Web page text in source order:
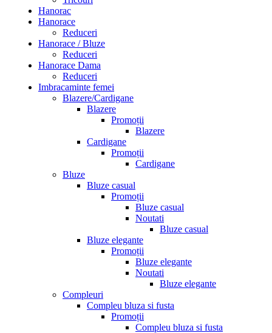
Hanorac
Hanorace
Reduceri
Hanorace / Bluze
Reduceri
Hanorace Dama
Reduceri
Imbracaminte femei
Blazere/Cardigane
Blazere
Promoții
Blazere
Cardigane
Promoții
Cardigane
Bluze
Bluze casual
Promoții
Bluze casual
Noutati
Bluze casual
Bluze elegante
Promoții
Bluze elegante
Noutati
Bluze elegante
Compleuri
Compleu bluza si fusta
Promoții
Compleu bluza si fusta